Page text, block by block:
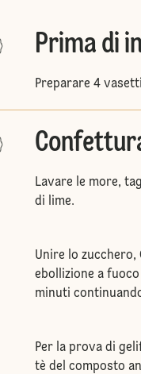
Prima di
Preparare 4
Lavare le more,
di lime.
Unire lo
ebollizione a
minuti
Per la prova di
tè del composto